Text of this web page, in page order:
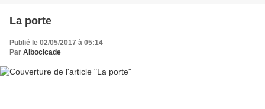
La porte
Publié le 02/05/2017 à 05:14
Par Albocicade